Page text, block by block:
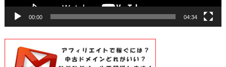
00:00 04:34